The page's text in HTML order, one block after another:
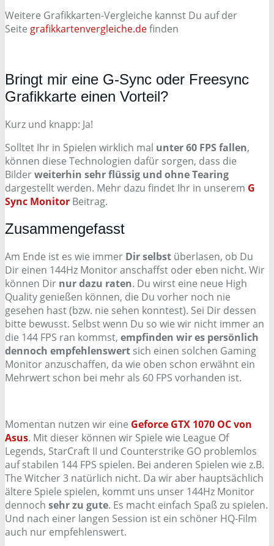
Weitere Grafikkarten-Vergleiche kannst Du auf der
Seite grafikkartenvergleiche.definden
Bringt mir eine G-Sync oder Freesync
Grafikkarte einen Vorteil?
Kurz und knapp: Ja!
Solltet Ihr in Spielen wirklich mal unter 60 FPS fallen,
können diese Technologien dafür sorgen, dass die
Bilderweiterhin sehr flüssig und ohne Tearing
dargestellt werden. Mehr dazu findet Ihr in unserem G
Sync Monitor Beitrag.
Zusammengefasst
Am Ende ist es wie immer Dir selbst überlasen, ob Du
Dir einen 144Hz Monitor anschaffst oder eben nicht. Wir
können Dir nur dazu raten. Du wirst eine neue High
Quality genießen können, die Du vorher noch nie
gesehen hast (bzw. nie sehen konntest). Sei Dir dessen
bitte bewusst. Selbst wenn Du so wie wir nicht immer an
die 144 FPS ran kommst, empfinden wir es persönlich
dennoch empfehlenswert sich einen solchen Gaming
Monitor anzuschaffen, da wie oben schon erwähnt ein
Mehrwert schon bei mehr als 60 FPS vorhanden ist.
Momentan nutzen wir eine Geforce GTX 1070 OC von
Asus. Mit dieser können wir Spiele wie League Of
Legends, StarCraft II und Counterstrike GO problemlos
auf stabilen 144 FPS spielen. Bei anderen Spielen wie z.B.
The Witcher 3 natürlich nicht. Da wir aber hauptsächlich
ältere Spiele spielen, kommt uns unser 144Hz Monitor
dennoch sehr zu gute. Es macht einfach Spaß zu spielen.
Und nach einer langen Session ist ein schöner HQ-Film
auch nur empfehlenswert.